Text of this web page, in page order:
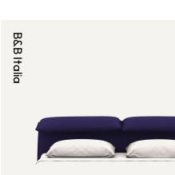
B&B Italia